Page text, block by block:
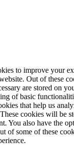
to improve your
Out of these
are stored on
of basic
that help us
cookies will be
You also have the
of some of these